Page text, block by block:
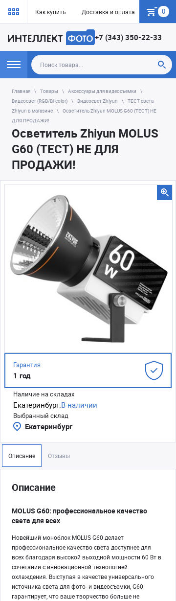
Как купить Доставка и оплата Гарантия
0
+7 (343) 350-22-33
Главная Товары
Аксессуары для видеосъемки
Видеосвет (RGB/Bi-color)
Видеосвет Zhiyun
ТЕСТ света
Zhiyun в магазине
Осветитель Zhiyun MOLUS G60 (ТЕСТ) НЕ
ДЛЯ ПРОДАЖИ!
Осветитель Zhiyun MOLUS
G60 (ТЕСТ) НЕ ДЛЯ
ПРОДАЖИ!
Гарантия
1 год
Наличие на складах
Екатеринбург:В наличии
Выбранный склад
Екатеринбург
Описание Отзывы
Описание
MOLUS G60: профессиональное качество
света для всех
Новейший моноблок MOLUS G60 делает
профессиональное качество света доступнее для
всех благодаря высокой выходной мощности 60 Вт в
сочетании с инновационной технологией
охлаждения. Выступая в качестве универсального
источника света для фото- и видеосъемки, G60
гарантирует, что ваше творчество больше не